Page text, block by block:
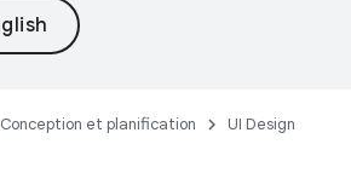
Conception et planification
UI Design